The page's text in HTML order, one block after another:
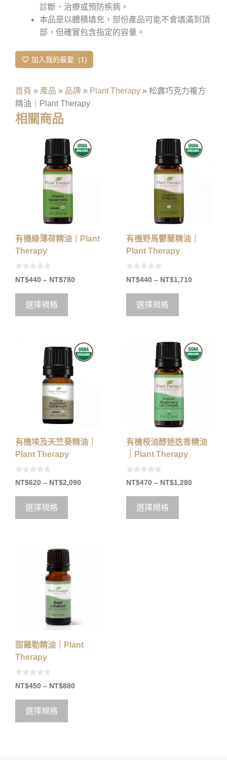
診斷、治療或預防疾病。
本品是以體積填充，部份產品可能不會填滿到頂
部，但確實包含指定的容量。
加入我的最愛 1
首頁 » 產品 » 品牌 » Plant Therapy » 松露巧克力複方
精油｜Plant Therapy
相關商品
有機綠薄荷精油｜Plant
Therapy
0
o
t
5
NT$440 – NT$780
選擇規格
有機野馬鬱蘭精油｜
Plant Therapy
0
o
t
5
NT$440 – NT$1,710
選擇規格
有機埃及天竺葵精油｜
Plant Therapy
0
o
5
NT$620 – NT$2,090
選擇規格
有機桉油醇迷迭香精油
｜Plant Therapy
0
o
5
NT$470 – NT$1,280
選擇規格
甜羅勒精油｜Plant
Therapy
0
o
5
NT$450 – NT$880
選擇規格